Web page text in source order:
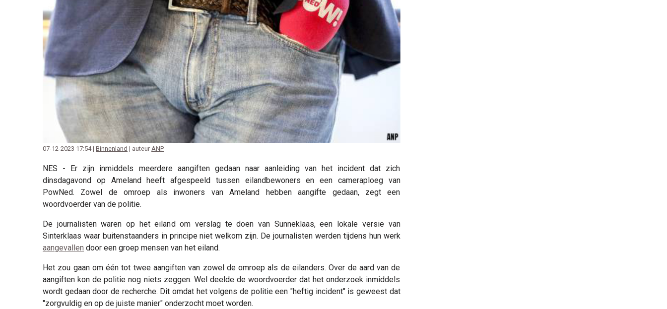
07-12-2023 17:54 | Binnenland | auteur ANP
NES - Er zijn inmiddels meerdere aangiften gedaan naar aanleiding van het incident dat zich
dinsdagavond op Ameland heeft afgespeeld tussen eilandbewoners en een cameraploeg van
PowNed. Zowel de omroep als inwoners van Ameland hebben aangifte gedaan, zegt een
woordvoerder van de politie.
De journalisten waren op het eiland om verslag te doen van Sunneklaas, een lokale versie van
Sinterklaas waar buitenstaanders in principe niet welkom zijn. De journalisten werden tijdens hun werk
aangevallen door een groep mensen van het eiland.
Het zou gaan om één tot twee aangiften van zowel de omroep als de eilanders. Over de aard van de
aangiften kon de politie nog niets zeggen. Wel deelde de woordvoerder dat het onderzoek inmiddels
wordt gedaan door de recherche. Dit omdat het volgens de politie een "heftig incident" is geweest dat
"zorgvuldig en op de juiste manier" onderzocht moet worden.